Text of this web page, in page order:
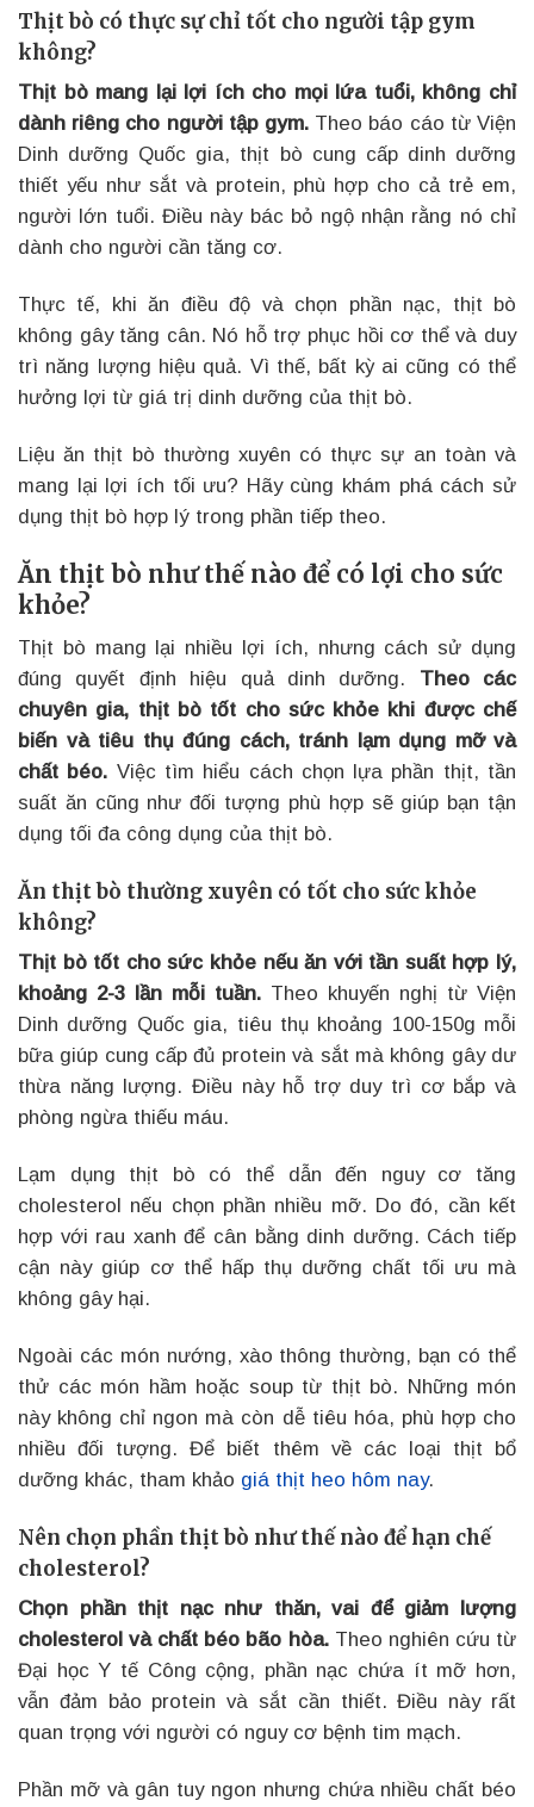
Thịt bò có thực sự chỉ tốt cho người tập gym
không?
Thịt bò mang lại lợi ích cho mọi lứa tuổi, không chỉ
dành riêng cho người tập gym. Theo báo cáo từ Viện
Dinh dưỡng Quốc gia, thịt bò cung cấp dinh dưỡng
thiết yếu như sắt và protein, phù hợp cho cả trẻ em,
người lớn tuổi. Điều này bác bỏ ngộ nhận rằng nó chỉ
dành cho người cần tăng cơ.
Thực tế, khi ăn điều độ và chọn phần nạc, thịt bò
không gây tăng cân. Nó hỗ trợ phục hồi cơ thể và duy
trì năng lượng hiệu quả. Vì thế, bất kỳ ai cũng có thể
hưởng lợi từ giá trị dinh dưỡng của thịt bò.
Liệu ăn thịt bò thường xuyên có thực sự an toàn và
mang lại lợi ích tối ưu? Hãy cùng khám phá cách sử
dụng thịt bò hợp lý trong phần tiếp theo.
Ăn thịt bò như thế nào để có lợi cho sức
khỏe?
Thịt bò mang lại nhiều lợi ích, nhưng cách sử dụng
đúng quyết định hiệu quả dinh dưỡng. Theo các
chuyên gia, thịt bò tốt cho sức khỏe khi được chế
biến và tiêu thụ đúng cách, tránh lạm dụng mỡ và
chất béo. Việc tìm hiểu cách chọn lựa phần thịt, tần
suất ăn cũng như đối tượng phù hợp sẽ giúp bạn tận
dụng tối đa công dụng của thịt bò.
Ăn thịt bò thường xuyên có tốt cho sức khỏe
không?
Thịt bò tốt cho sức khỏe nếu ăn với tần suất hợp lý,
khoảng 2-3 lần mỗi tuần. Theo khuyến nghị từ Viện
Dinh dưỡng Quốc gia, tiêu thụ khoảng 100-150g mỗi
bữa giúp cung cấp đủ protein và sắt mà không gây dư
thừa năng lượng. Điều này hỗ trợ duy trì cơ bắp và
phòng ngừa thiếu máu.
Lạm dụng thịt bò có thể dẫn đến nguy cơ tăng
cholesterol nếu chọn phần nhiều mỡ. Do đó, cần kết
hợp với rau xanh để cân bằng dinh dưỡng. Cách tiếp
cận này giúp cơ thể hấp thụ dưỡng chất tối ưu mà
không gây hại.
Ngoài các món nướng, xào thông thường, bạn có thể
thử các món hầm hoặc soup từ thịt bò. Những món
này không chỉ ngon mà còn dễ tiêu hóa, phù hợp cho
nhiều đối tượng. Để biết thêm về các loại thịt bổ
dưỡng khác, tham khảo giá thịt heo hôm nay.
Nên chọn phần thịt bò như thế nào để hạn chế
cholesterol?
Chọn phần thịt nạc như thăn, vai để giảm lượng
cholesterol và chất béo bão hòa.Theo nghiên cứu từ
Đại học Y tế Công cộng, phần nạc chứa ít mỡ hơn,
vẫn đảm bảo protein và sắt cần thiết. Điều này rất
quan trọng với người có nguy cơ bệnh tim mạch.
Phần mỡ và gân tuy ngon nhưng chứa nhiều chất béo